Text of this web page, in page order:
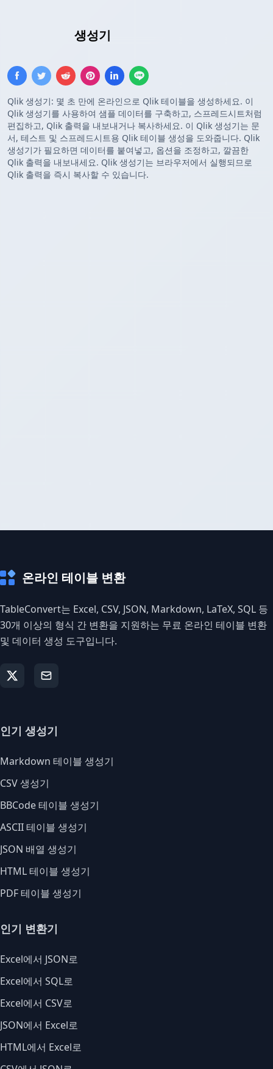
생성기
Qlik 생성기: 몇 초 만에 온라인으로 Qlik 테이블을 생성하세요. 이
Qlik 생성기를 사용하여 샘플 데이터를 구축하고, 스프레드시트처럼
편집하고, Qlik 출력을 내보내거나 복사하세요. 이 Qlik 생성기는 문
서, 테스트 및 스프레드시트용 Qlik 테이블 생성을 도와줍니다. Qlik
생성기가 필요하면 데이터를 붙여넣고, 옵션을 조정하고, 깔끔한
Qlik 출력을 내보내세요. Qlik 생성기는 브라우저에서 실행되므로
Qlik 출력을 즉시 복사할 수 있습니다.
온라인 테이블 변환
TableConvert는 Excel, CSV, JSON, Markdown, LaTeX, SQL 등
30개 이상의 형식 간 변환을 지원하는 무료 온라인 테이블 변환
및 데이터 생성 도구입니다.
인기 생성기
Markdown 테이블 생성기
CSV 생성기
BBCode 테이블 생성기
ASCII 테이블 생성기
JSON 배열 생성기
HTML 테이블 생성기
PDF 테이블 생성기
인기 변환기
Excel에서 JSON로
Excel에서 SQL로
Excel에서 CSV로
JSON에서 Excel로
HTML에서 Excel로